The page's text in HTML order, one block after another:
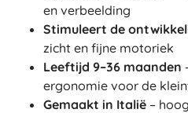
en verbeelding
Stimuleert de
zicht en fijne motoriek
Leeftijd 9–36 maanden
ergonomie voor de
Gemaakt in Italië –